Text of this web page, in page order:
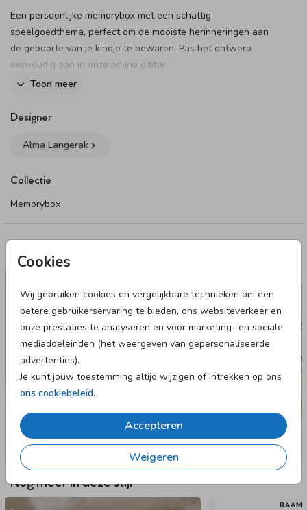
Cookies
Wij gebruiken cookies en vergelijkbare technieken om een
betere gebruikerservaring te bieden, ons websiteverkeer en
onze prestaties te analyseren en voor marketing- en sociale
mediadoeleinden (het weergeven van gepersonaliseerde
advertenties).
Je kunt jouw toestemming altijd wijzigen of intrekken op ons
ons cookiebeleid.
Accepteren
Weigeren
Een persoonlijke memorybox met een schattig
speelgoedthema, perfect om de mooiste herinneringen aan
de geboorte van je kindje te bewaren. Pas het ontwerp
eenvoudig aan in onze online editor.
Beschikbaar in 2 formaten.
Met houten schuifdeksel
afwerking kan licht verschillen.
Bekijk ook onze
Dit product maakt onderdeel uit vandeze set.
Toon meer
Designer
Alma Langerak
Collectie
Memorybox
Deze designs vind je misschien ook leuk
Nog meer in deze stijl